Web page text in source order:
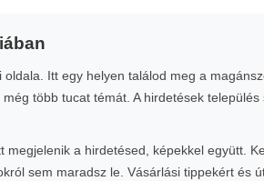
Itt egy helyen találod meg a
még több tucat témát. A hirdetések
megjelenik a hirdetésed, képekkel együtt.
sem maradsz le. Vásárlási tippekért és